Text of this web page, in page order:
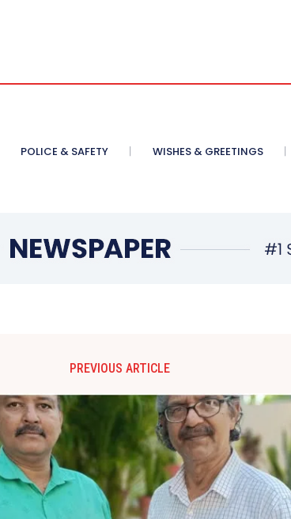
POLICE & SAFETY WISHES & GREETINGS
PREVIOUS ARTICLE